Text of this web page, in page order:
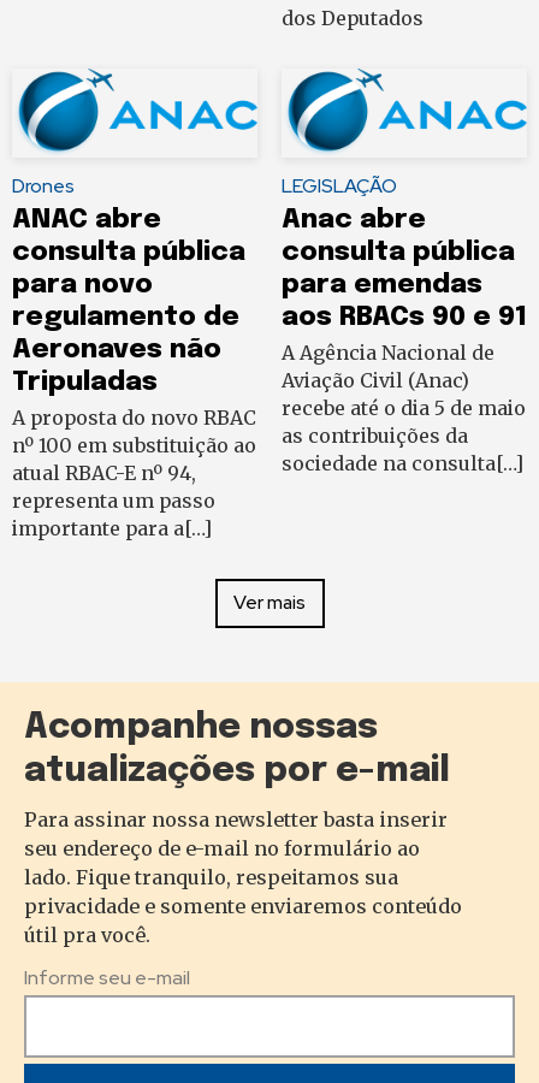
dos Deputados
Drones
ANAC abre
consulta pública
para novo
regulamento de
Aeronaves não
Tripuladas
A proposta do novo RBAC
nº 100 em substituição ao
atual RBAC-E nº 94,
representa um passo
importante para a[…]
LEGISLAÇÃO
Anac abre
consulta pública
para emendas
aos RBACs 90 e 91
A Agência Nacional de
Aviação Civil (Anac)
recebe até o dia 5 de maio
as contribuições da
sociedade na consulta[…]
Ver mais
Acompanhe nossas
atualizações por e-mail
Para assinar nossa newsletter basta inserir
seu endereço de e-mail no formulário ao
lado. Fique tranquilo, respeitamos sua
privacidade e somente enviaremos conteúdo
útil pra você.
Informe seu e-mail